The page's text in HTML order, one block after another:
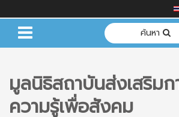
ค้นหา
มูลนิธิสถาบันส่งเสริมก
ความรู้เพื่อสังคม